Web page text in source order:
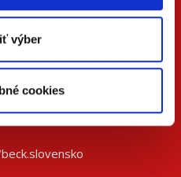
výber
cookies
348